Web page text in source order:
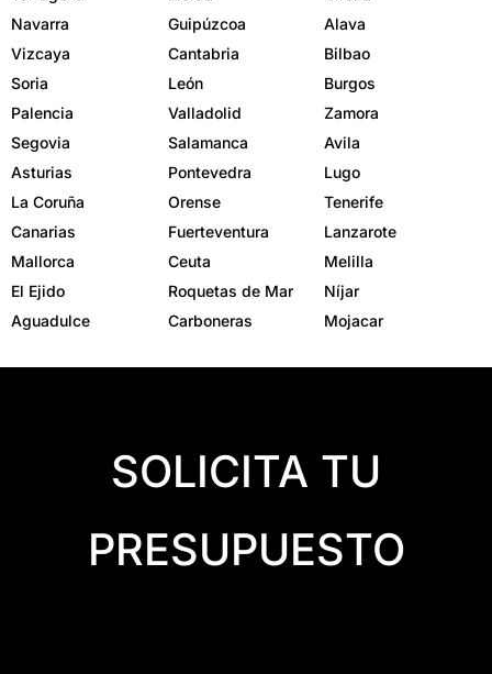
Navarra
Guipúzcoa
Alava
Vizcaya
Cantabria
Bilbao
Soria
León
Burgos
Palencia
Valladolid
Zamora
Segovia
Salamanca
Avila
Asturias
Pontevedra
Lugo
La Coruña
Orense
Tenerife
Canarias
Fuerteventura
Lanzarote
Mallorca
Ceuta
Melilla
El Ejido
Roquetas de Mar
Níjar
Aguadulce
Carboneras Mojacar
SOLICITA TU
PRESUPUESTO